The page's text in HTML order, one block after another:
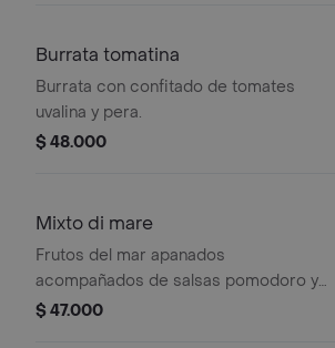
Burrata tomatina
Burrata con confitado de tomates
uvalina y pera.
$ 48.000
Mixto di mare
Frutos del mar apanados
acompañados de salsas pomodoro y
tártara.
$ 47.000